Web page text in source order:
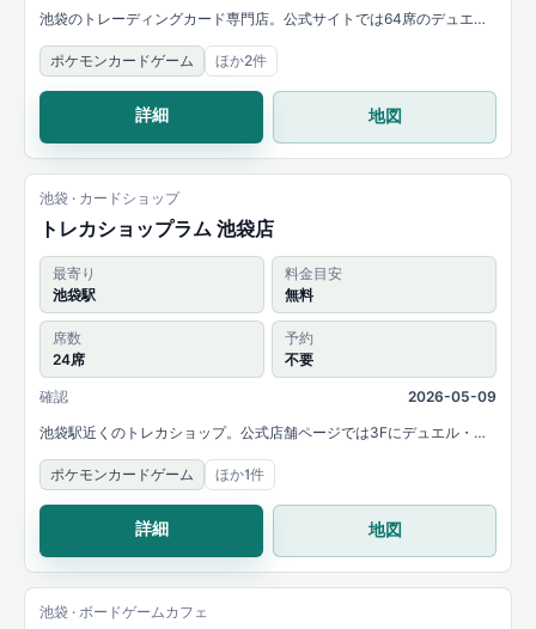
池袋のトレーディングカード専門店。公式サイトでは64席のデュエル
スペースと、ポケモンカード・ONE PIECEカードなどの取扱い、定期
的なカードゲームイベントを案内しています。
ポケモンカードゲーム ほか2件
詳細 地図
池袋 · カードショップ
トレカショップラム 池袋店
最寄り
池袋駅
料金目安
無料
席数
24席
予約
不要
確認
2026-05-09
池袋駅近くのトレカショップ。公式店舗ページでは3Fにデュエル・イ
ベントフロアとレンタルスペース利用があり、ポケモンカードやONE
PIECEカードの大会・交流会を案内しています。
ポケモンカードゲーム ほか1件
詳細 地図
池袋 · ボードゲームカフェ